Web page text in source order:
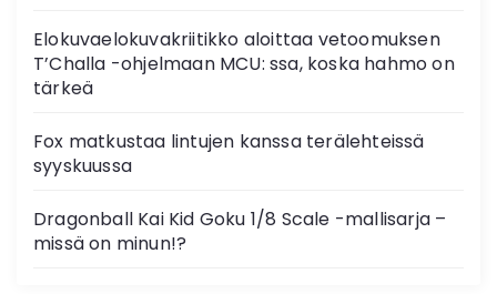
Elokuvaelokuvakriitikko aloittaa vetoomuksen
T’Challa -ohjelmaan MCU: ssa, koska hahmo on
tärkeä
Fox matkustaa lintujen kanssa terälehteissä
syyskuussa
Dragonball Kai Kid Goku 1/8 Scale -mallisarja –
missä on minun!?